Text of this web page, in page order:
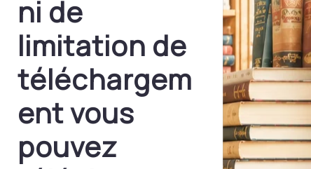
ni de
limitation de
téléchargem
ent vous
pouvez